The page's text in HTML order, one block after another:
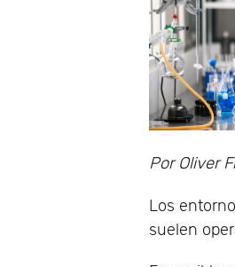
Por Oliver
Los
suelen